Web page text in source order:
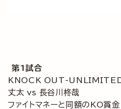
第1試合
KNOCK OUT-
丈太 vs 長谷川柊哉
ファイトマネーと同額のKO賞